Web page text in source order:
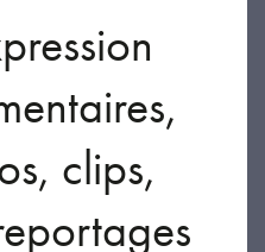
clips,